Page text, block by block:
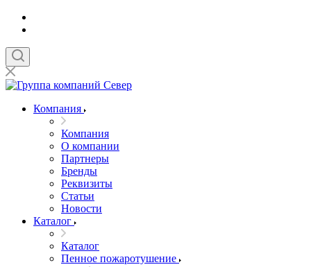
Компания
Компания
О компании
Партнеры
Бренды
Реквизиты
Статьи
Новости
Каталог
Каталог
Пенное пожаротушение